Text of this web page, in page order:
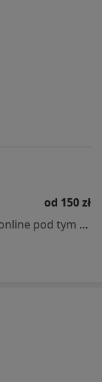
od 150 zł
Specjalista nie oferuje umawiania online pod tym adresem.